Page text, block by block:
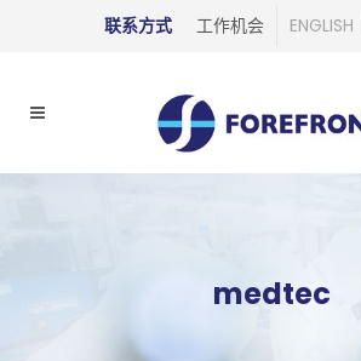
联系方式 工作机会 ENGLISH
medtec